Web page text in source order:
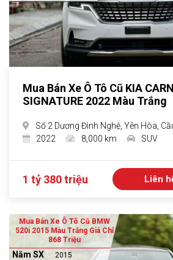
Mua Bán Xe Ô Tô Cũ KIA
SIGNATURE 2022 Màu Trắng
Số 2 Dương Đình Nghệ, Yên Hòa,
2022
8,000 km SUV
1 tỷ 380 triệu Liên
Mua Bán Xe Ô Tô Cũ BMW
520i 2015 Màu Trắng Giá Chỉ
868 Triệu
Năm SX 2015